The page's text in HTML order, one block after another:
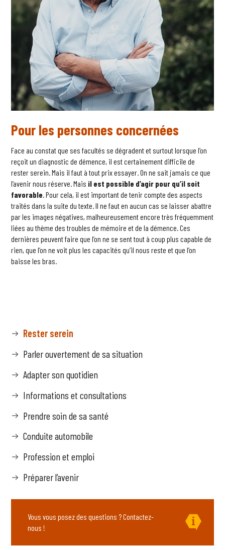
Pour les personnes concernées
Face au constat que ses facultés se dégradent et surtout lorsque l’on
reçoit un diagnostic de démence, il est certainement difficile de
rester serein. Mais il faut à tout prix essayer. On ne sait jamais ce que
l’avenir nous réserve. Mais il est possible d’agir pour qu’il soit
favorable. Pour cela, il est important de tenir compte des aspects
traités dans la suite du texte. Il ne faut en aucun cas se laisser abattre
par les images négatives, malheureusement encore très fréquemment
liées au thème des troubles de mémoire et de la démence. Ces
dernières peuvent faire que l’on ne se sent tout à coup plus capable de
rien, que l’on ne voit plus les capacités qu’il nous reste et que l’on
baisse les bras.
Rester serein
Parler ouvertement de sa situation
Adapter son quotidien
Informations et consultations
Prendre soin de sa santé
Conduite automobile
Profession et emploi
Préparer l’avenir
Vous vous posez des questions ? Contactez-
nous !